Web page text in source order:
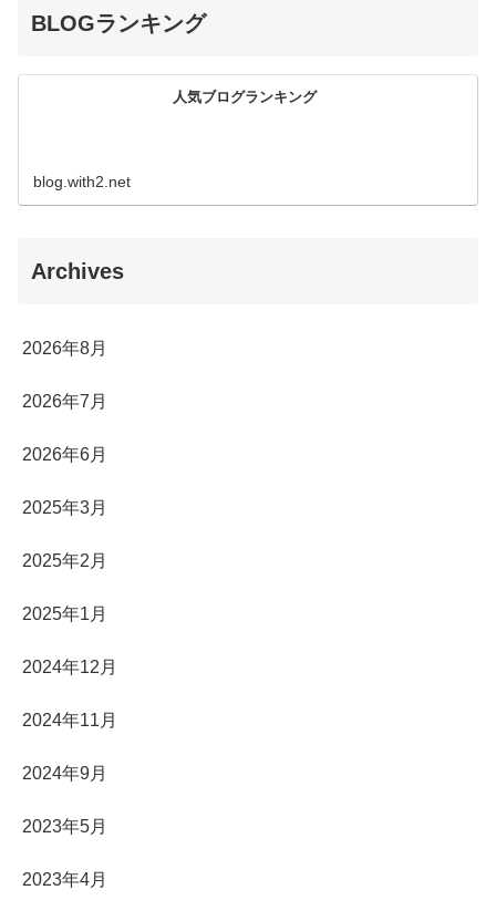
BLOGランキング
人気ブログランキング
blog.with2.net
Archives
2026年8月
2026年7月
2026年6月
2025年3月
2025年2月
2025年1月
2024年12月
2024年11月
2024年9月
2023年5月
2023年4月